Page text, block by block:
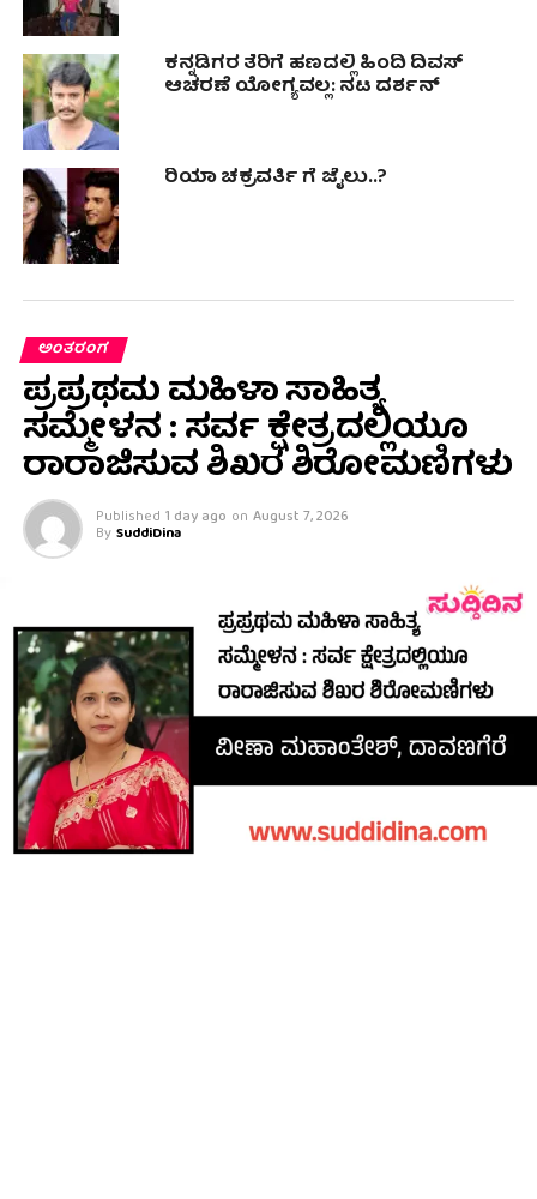
ಕನ್ನಡಿಗರ ತೆರಿಗೆ ಹಣದಲ್ಲಿ ಹಿಂದಿ ದಿವಸ್
ಆಚರಣೆ ಯೋಗ್ಯವಲ್ಲ: ನಟ ದರ್ಶನ್
ರಿಯಾ ಚಕ್ರವರ್ತಿ ಗೆ ಜೈಲು..?
ಅಂತರಂಗ
ಪ್ರಪ್ರಥಮ ಮಹಿಳಾ ಸಾಹಿತ್ಯ
ಸಮ್ಮೇಳನ : ಸರ್ವ ಕ್ಷೇತ್ರದಲ್ಲಿಯೂ
ರಾರಾಜಿಸುವ ಶಿಖರ ಶಿರೋಮಣಿಗಳು
Published 1 day ago on August 7, 2026
By SuddiDina